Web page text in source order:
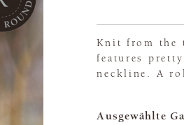
Knit from the
features
neckline. A
Ausgewählte